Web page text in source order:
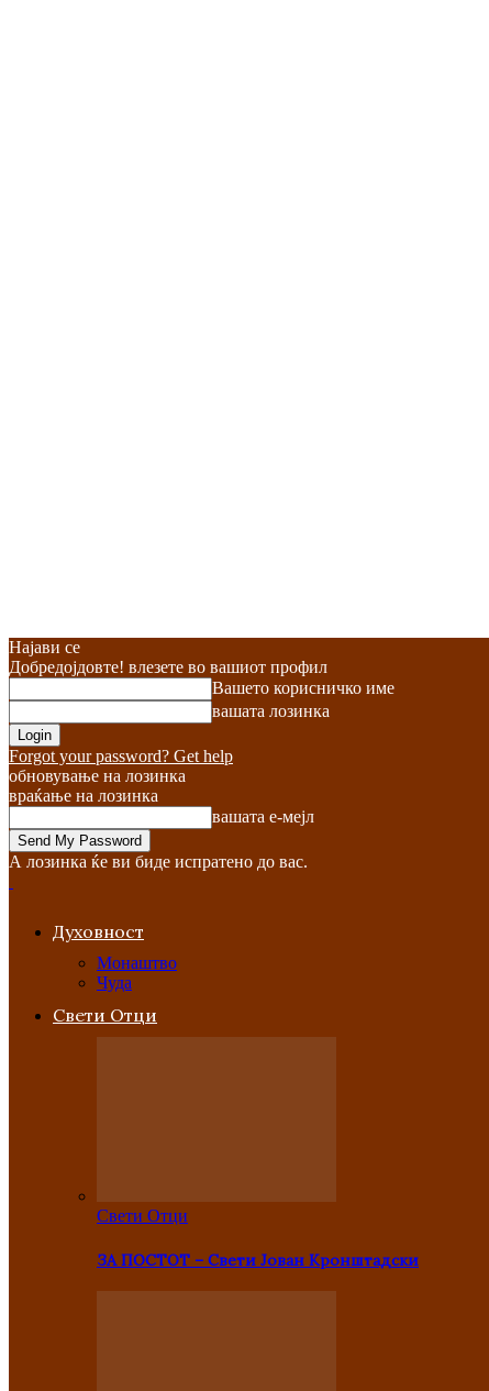
Најави се
Добредојдовте! влезете во вашиот профил
Вашето корисничко име
вашата лозинка
Forgot your password? Get help
обновување на лозинка
враќање на лозинка
вашата е-мејл
А лозинка ќе ви биде испратено до вас.
Духовност
Монаштво
Чуда
Свети Отци
Свети Отци
ЗА ПОСТОТ – Свети Јован Кронштадски